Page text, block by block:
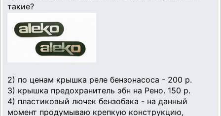
такие?
2) по ценам крышка реле бензонасоса - 200 р.
3) крышка предохранитель эбн на Рено. 150 р.
4) пластиковый лючек бензобака - на данный
момент продумываю крепкую конструкцию,